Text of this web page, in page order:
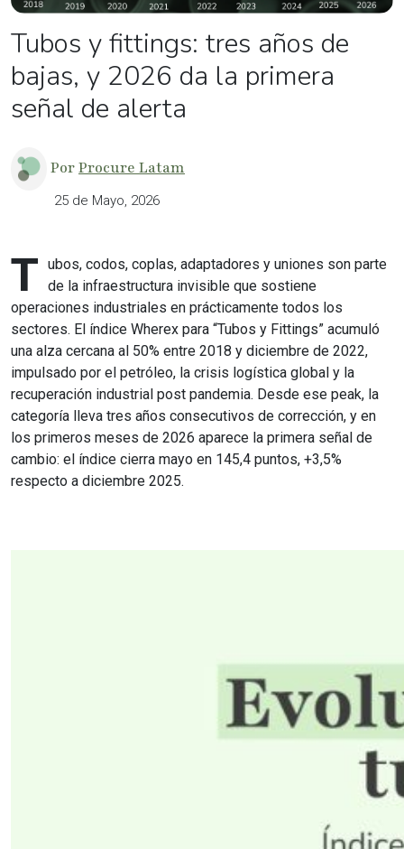
Tubos y fittings: tres años de
bajas, y 2026 da la primera
señal de alerta
PorProcure Latam
25 de Mayo, 2026
T ubos, codos, coplas, adaptadores y uniones son parte
de la infraestructura invisible que sostiene
operaciones industriales en prácticamente todos los
sectores. El índice Wherex para “Tubos y Fittings” acumuló
una alza cercana al 50% entre 2018 y diciembre de 2022,
impulsado por el petróleo, la crisis logística global y la
recuperación industrial post pandemia. Desde ese peak, la
categoría lleva tres años consecutivos de corrección, y en
los primeros meses de 2026 aparece la primera señal de
cambio: el índice cierra mayo en 145,4 puntos, +3,5%
respecto a diciembre 2025.